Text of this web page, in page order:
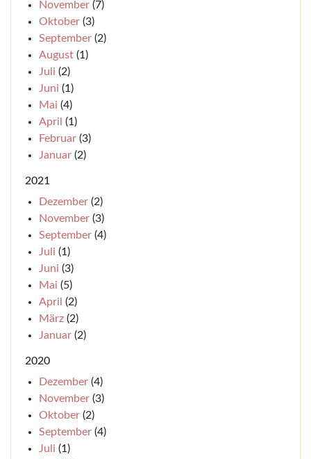
November (7)
Oktober (3)
September (2)
August (1)
Juli (2)
Juni (1)
Mai (4)
April (1)
Februar (3)
Januar (2)
2021
Dezember (2)
November (3)
September (4)
Juli (1)
Juni (3)
Mai (5)
April (2)
März (2)
Januar (2)
2020
Dezember (4)
November (3)
Oktober (2)
September (4)
Juli (1)